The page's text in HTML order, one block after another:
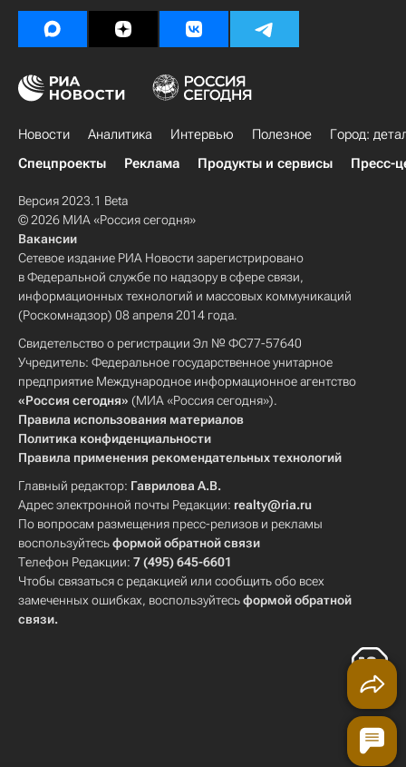
Новости Аналитика Интервью Полезное
Город:
Спецпроекты
Реклама Продукты и сервисы Пресс-
Версия 2023.1 Beta
© 2026 МИА «Россия сегодня»
Вакансии
Сетевое издание РИА Новости зарегистрировано
в Федеральной службе по надзору в сфере связи,
информационных технологий и массовых коммуникаций
(Роскомнадзор) 08 апреля 2014 года.
Свидетельство о регистрации Эл № ФС77-57640
Учредитель: Федеральное государственное унитарное
предприятие Международное информационное агентство
«Россия сегодня» (МИА «Россия сегодня»).
Правила использования материалов
Политика конфиденциальности
Правила применения рекомендательных технологий
Главный редактор: Гаврилова А.В.
Адрес электронной почты Редакции: realty@ria.ru
По вопросам размещения пресс-релизов и рекламы
воспользуйтесьформой обратной связи
Телефон Редакции: 7 (495) 645-6601
Чтобы связаться с редакцией или сообщить обо всех
замеченных ошибках, воспользуйтесьформой обратной
связи.